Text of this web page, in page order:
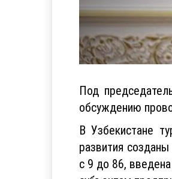
Под
обсуждению
В Узбекистане
развития